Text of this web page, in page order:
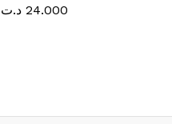
24.000 د.ت 24.000 د.ت